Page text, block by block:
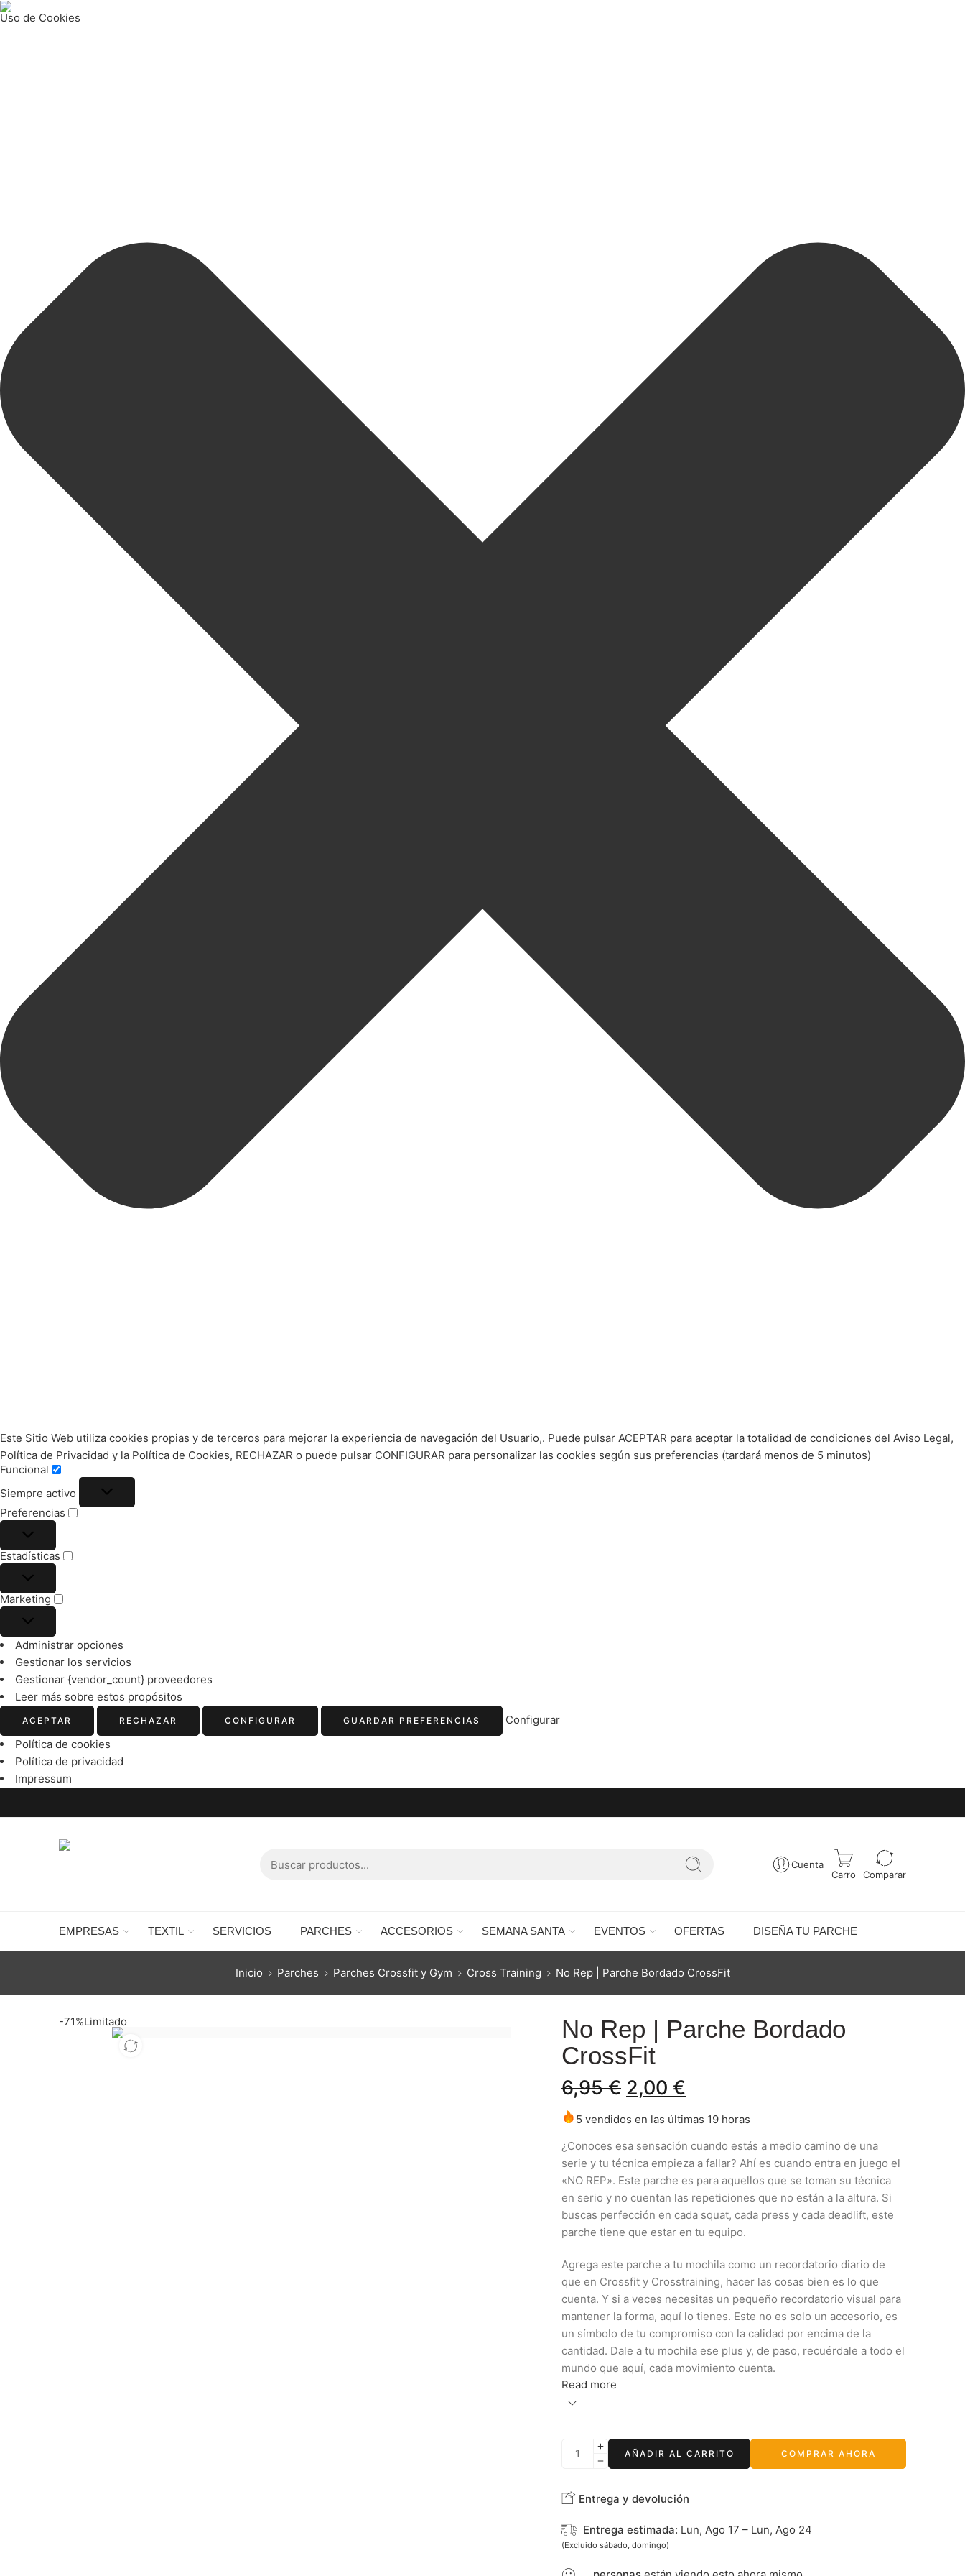
Uso de Cookies
Este Sitio Web utiliza cookies propias y de terceros para mejorar la experiencia de navegación del Usuario,. Puede pulsar ACEPTAR para aceptar la totalidad de condiciones del Aviso Legal,
Política de Privacidad y la Política de Cookies, RECHAZAR o puede pulsar CONFIGURAR para personalizar las cookies según sus preferencias (tardará menos de 5 minutos)
Funcional
Siempre activo
Preferencias
Estadísticas
Marketing
Administrar opciones
Gestionar los servicios
Gestionar {vendor_count} proveedores
Leer más sobre estos propósitos
ACEPTAR RECHAZAR CONFIGURAR GUARDAR PREFERENCIAS
Configurar
Política de cookies
Política de privacidad
Impressum
Cuenta
Carro
Comparar
EMPRESAS TEXTIL SERVICIOS PARCHES ACCESORIOS SEMANA SANTA EVENTOS OFERTAS DISEÑA TU PARCHE
Inicio Parches Parches Crossfit y Gym Cross Training No Rep | Parche Bordado CrossFit
-71%Limitado
No Rep | Parche Bordado
CrossFit
6,95€ 2,00 €
5 vendidos en las últimas 19 horas
¿Conoces esa sensación cuando estás a medio camino de una
serie y tu técnica empieza a fallar? Ahí es cuando entra en juego el
«NO REP». Este parche es para aquellos que se toman su técnica
en serio y no cuentan las repeticiones que no están a la altura. Si
buscas perfección en cada squat, cada press y cada deadlift, este
parche tiene que estar en tu equipo.
Agrega este parche a tu mochila como un recordatorio diario de
que en Crossfit y Crosstraining, hacer las cosas bien es lo que
cuenta. Y si a veces necesitas un pequeño recordatorio visual para
mantener la forma, aquí lo tienes. Este no es solo un accesorio, es
un símbolo de tu compromiso con la calidad por encima de la
cantidad. Dale a tu mochila ese plus y, de paso, recuérdale a todo el
mundo que aquí, cada movimiento cuenta.
Read more
AÑADIR AL CARRITO COMPRAR AHORA
Entrega y devolución
Entrega estimada: Lun, Ago 17 – Lun, Ago 24
(Excluido sábado, domingo)